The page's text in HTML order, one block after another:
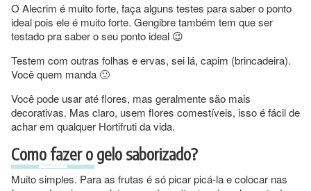
O Alecrim é muito forte, faça alguns testes para saber o ponto
ideal pois ele é muito forte. Gengibre também tem que ser
testado pra saber o seu ponto ideal 😉
Testem com outras folhas e ervas, sei lá, capim (brincadeira).
Você quem manda 🙂
Você pode usar até flores, mas geralmente são mais
decorativas. Mas claro, usem flores comestíveis, isso é fácil de
achar em qualquer Hortifruti da vida.
Como fazer o gelo saborizado?
Muito simples. Para as frutas é só picar picá-la e colocar nas